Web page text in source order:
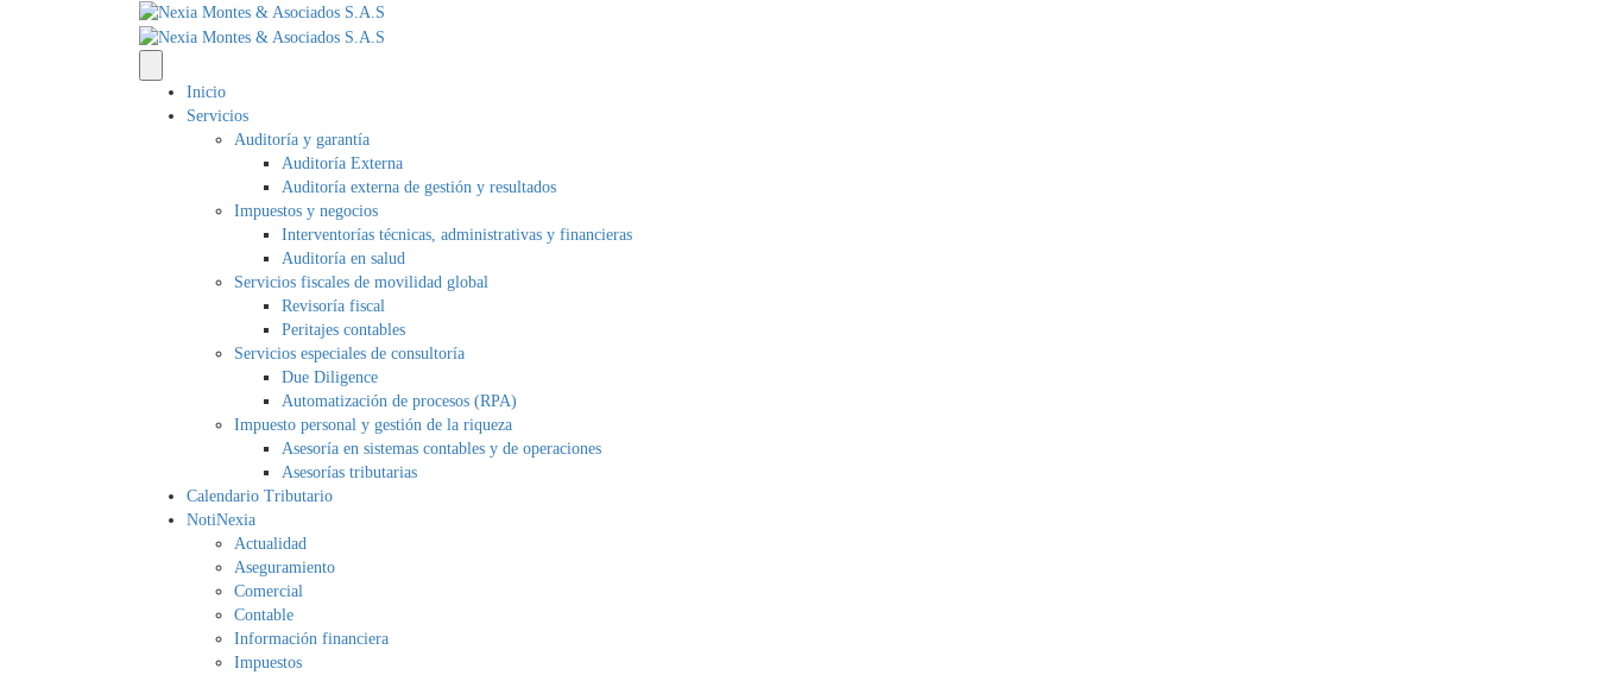
Inicio
Servicios
Auditoría y garantía
Auditoría Externa
Auditoría externa de gestión y resultados
Impuestos y negocios
Interventorías técnicas, administrativas y financieras
Auditoría en salud
Servicios fiscales de movilidad global
Revisoría fiscal
Peritajes contables
Servicios especiales de consultoría
Due Diligence
Automatización de procesos (RPA)
Impuesto personal y gestión de la riqueza
Asesoría en sistemas contables y de operaciones
Asesorías tributarias
Calendario Tributario
NotiNexia
Actualidad
Aseguramiento
Comercial
Contable
Información financiera
Impuestos